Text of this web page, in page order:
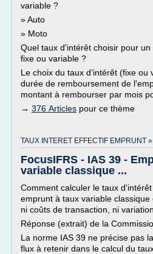
variable ?
» Auto
» Moto
Quel taux d'intérêt choisir pour
fixe ou variable ?
Le choix du taux d'intérêt (fixe ou
durée de remboursement de
montant à rembourser par mois
→ 376 Articles pour ce thème
TAUX INTERET EFFECTIF EMPRUNT »
FocusIFRS - IAS 39 -
variable classique ...
Comment calculer le taux
emprunt à taux variable classique
ni coûts de transaction, ni
Réponse (extrait) de la
La norme IAS 39 ne précise pas
flux à retenir dans le calcul du